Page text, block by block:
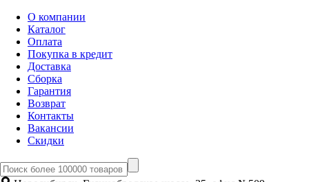
О компании
Каталог
Оплата
Покупка в кредит
Доставка
Сборка
Гарантия
Возврат
Контакты
Вакансии
Скидки